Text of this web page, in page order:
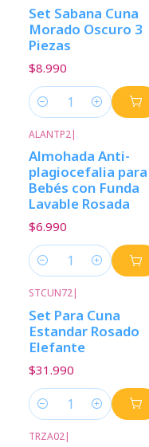
Set Sabana Cuna
Morado Oscuro 3
Piezas
$8.990
Cantidad
ALANTP2|
Almohada Anti-
plagiocefalia para
Bebés con Funda
Lavable Rosada
$6.990
Cantidad
STCUN72|
Set Para Cuna
Estandar Rosado
Elefante
$31.990
Cantidad
TRZA02|